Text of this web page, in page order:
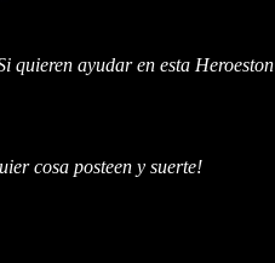
quieren ayudar en esta Heroeston
cosa posteen y suerte!